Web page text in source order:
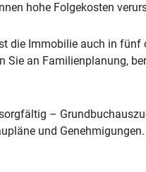
hohe Folgekosten
die Immobilie auch in fünf
Sie an Familienplanung,
–
und